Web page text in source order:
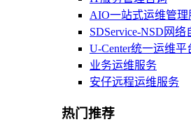
AIO一站式运维管理
SDService-NSD网
U-Center统一运维平
业务运维服务
安仔远程运维服务
热门推荐